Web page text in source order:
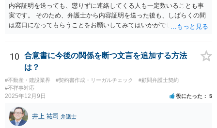
えられます。
内容証明を送っても、懲りずに連絡してくる人も一定数いることも事
実です。 そのため、弁護士から内容証明を送った後も、しばらくの間
は窓口になってもらうことをお願いしてみてはいかがでしょうか。 そ
口（弁護士に）言ってください」とだけお伝えし、それ以外には一切
応じないという姿勢をとることができるため、スタッフの方の負担軽
減を図れると思います。 大変な状況かと思いますが、ご参考になりま
したら幸いです。
10
合意書に今後の関係を断つ文言を追加する方法
は？
#不動産・建設業界 #契約書作成・リーガルチェック
#顧問弁護士契約
#不祥事対応
2025年12月9日 役にたった 5
井上 祐司 弁護士